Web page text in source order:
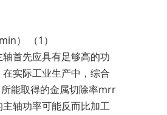
） （1）
首先应具有足够高的功
实际工业生产中，综合
能取得的金属切除率mrr
轴功率可能反而比加工